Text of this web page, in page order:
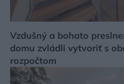
Vzdušný a bohato
domu zvládli vytvoriť s
rozpočtom